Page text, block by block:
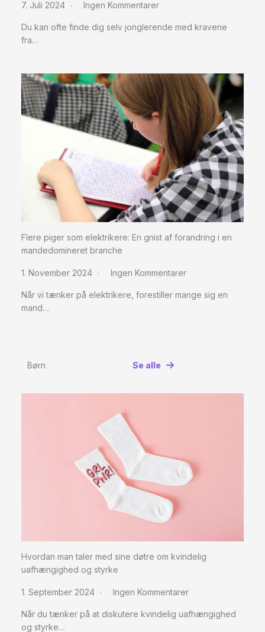
7. Juli 2024 Ingen Kommentarer
Du kan ofte finde dig selv jonglerende med kravene
fra…
Flere piger som elektrikere: En gnist af forandring i en
mandedomineret branche
1. November 2024 Ingen Kommentarer
Når vi tænker på elektrikere, forestiller mange sig en
mand…
Børn Se alle
Hvordan man taler med sine døtre om kvindelig
uafhængighed og styrke
1. September 2024 Ingen Kommentarer
Når du tænker på at diskutere kvindelig uafhængighed
og styrke…